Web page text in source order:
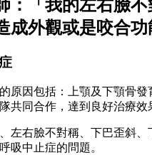
：「我的左右臉
外觀或是咬合
原因包括：上顎及下顎骨
共同合作，達到良好治療效
左右臉不對稱、下巴歪斜
吸中止症的問題。